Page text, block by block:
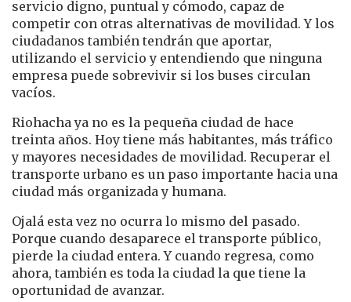
servicio digno, puntual y cómodo, capaz de
competir con otras alternativas de movilidad. Y los
ciudadanos también tendrán que aportar,
utilizando el servicio y entendiendo que ninguna
empresa puede sobrevivir si los buses circulan
vacíos.
Riohacha ya no es la pequeña ciudad de hace
treinta años. Hoy tiene más habitantes, más tráfico
y mayores necesidades de movilidad. Recuperar el
transporte urbano es un paso importante hacia una
ciudad más organizada y humana.
Ojalá esta vez no ocurra lo mismo del pasado.
Porque cuando desaparece el transporte público,
pierde la ciudad entera. Y cuando regresa, como
ahora, también es toda la ciudad la que tiene la
oportunidad de avanzar.